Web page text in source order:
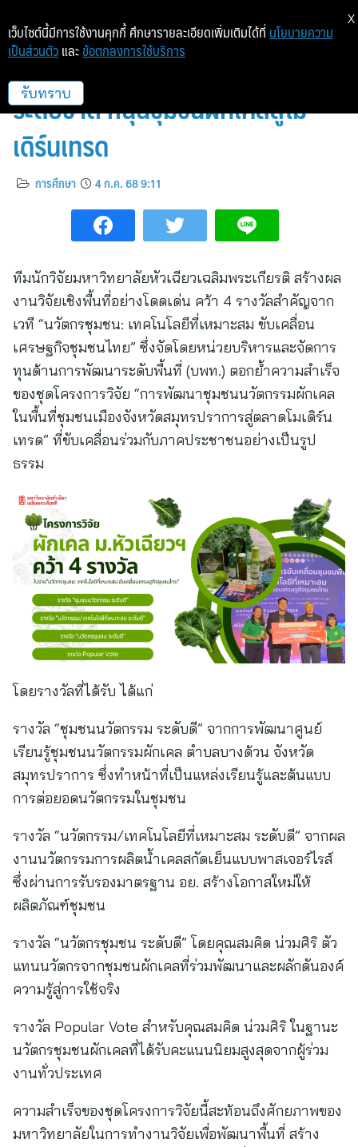
หัวเฉียวคว้า 4 รางวัลใหญ่บนเวที
ระดับชาติ หนุนชุมชนผักเคลสู่โม
เดิร์นเทรด
การศึกษา 4 ก.ค. 68 9:11
ทีมนักวิจัยมหาวิทยาลัยหัวเฉียวเฉลิมพระเกียรติ สร้างผล
งานวิจัยเชิงพื้นที่อย่างโดดเด่น คว้า 4 รางวัลสำคัญจาก
เวที “นวัตกรชุมชน: เทคโนโลยีที่เหมาะสม ขับเคลื่อน
เศรษฐกิจชุมชนไทย” ซึ่งจัดโดยหน่วยบริหารและจัดการ
ทุนด้านการพัฒนาระดับพื้นที่ (บพท.) ตอกย้ำความสำเร็จ
ของชุดโครงการวิจัย “การพัฒนาชุมชนนวัตกรรมผักเคล
ในพื้นที่ชุมชนเมืองจังหวัดสมุทรปราการสู่ตลาดโมเดิร์น
เทรด” ที่ขับเคลื่อนร่วมกับภาคประชาชนอย่างเป็นรูป
ธรรม
โดยรางวัลที่ได้รับ ได้แก่
รางวัล “ชุมชนนวัตกรรม ระดับดี” จากการพัฒนาศูนย์
เรียนรู้ชุมชนนวัตกรรมผักเคล ตำบลบางด้วน จังหวัด
สมุทรปราการ ซึ่งทำหน้าที่เป็นแหล่งเรียนรู้และต้นแบบ
การต่อยอดนวัตกรรมในชุมชน
รางวัล “นวัตกรรม/เทคโนโลยีที่เหมาะสม ระดับดี” จากผล
งานนวัตกรรมการผลิตน้ำเคลสกัดเย็นแบบพาสเจอร์ไรส์
ซึ่งผ่านการรับรองมาตรฐาน อย. สร้างโอกาสใหม่ให้
ผลิตภัณฑ์ชุมชน
รางวัล “นวัตกรชุมชน ระดับดี” โดยคุณสมคิด น่วมศิริ ตัว
แทนนวัตกรจากชุมชนผักเคลที่ร่วมพัฒนาและผลักดันองค์
ความรู้สู่การใช้จริง
รางวัล Popular Vote สำหรับคุณสมคิด น่วมศิริ ในฐานะ
นวัตกรชุมชนผักเคลที่ได้รับคะแนนนิยมสูงสุดจากผู้ร่วม
งานทั่วประเทศ
ความสำเร็จของชุดโครงการวิจัยนี้สะท้อนถึงศักยภาพของ
มหาวิทยาลัยในการทำงานวิจัยเพื่อพัฒนาพื้นที่ สร้าง
เว็บไซต์นี้มีการใช้งานคุกกี้ ศึกษารายละเอียดเพิ่มเติมได้ที่ นโยบายความ
เป็นส่วนตัว และ ข้อตกลงการใช้บริการ
รับทราบ
X